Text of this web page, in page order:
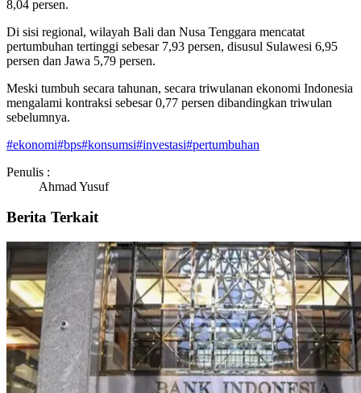
8,04 persen.
Di sisi regional, wilayah Bali dan Nusa Tenggara mencatat
pertumbuhan tertinggi sebesar 7,93 persen, disusul Sulawesi 6,95
persen dan Jawa 5,79 persen.
Meski tumbuh secara tahunan, secara triwulanan ekonomi Indonesia
mengalami kontraksi sebesar 0,77 persen dibandingkan triwulan
sebelumnya.
#ekonomi#bps#konsumsi#investasi#pertumbuhan
Penulis :
Ahmad Yusuf
Berita Terkait